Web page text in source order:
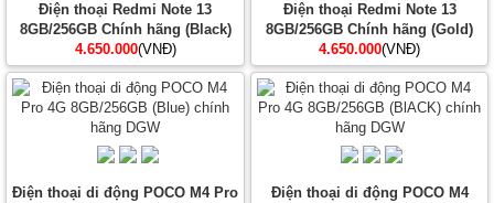
Điện thoại Redmi Note 13
8GB/256GB Chính hãng (Black)
4.650.000(VNĐ)
Điện thoại Redmi Note 13
8GB/256GB Chính hãng (Gold)
4.650.000(VNĐ)
Điện thoại di động POCO M4 Pro
Điện thoại di động POCO M4